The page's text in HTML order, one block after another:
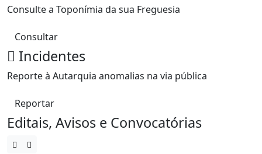
Consulte a Toponímia da sua Freguesia
Consultar
Incidentes
Reporte à Autarquia anomalias na via pública
Reportar
Editais, Avisos e Convocatórias